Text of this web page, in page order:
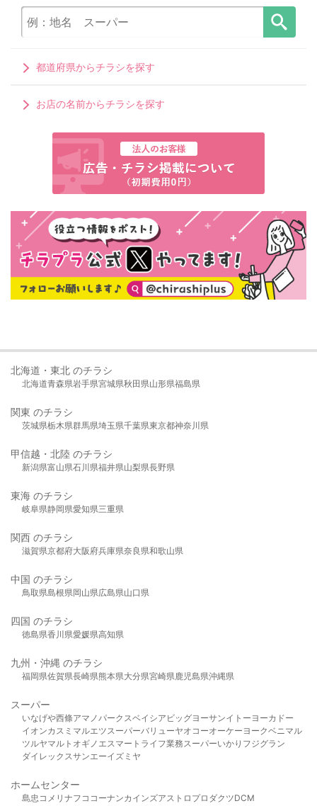
都道府県からチラシを探す
お店の名前からチラシを探す
北海道・東北 のチラシ
北海道青森県岩手県宮城県秋田県山形県福島県
関東 のチラシ
茨城県栃木県群馬県埼玉県千葉県東京都神奈川県
甲信越・北陸 のチラシ
新潟県富山県石川県福井県山梨県長野県
東海 のチラシ
岐阜県静岡県愛知県三重県
関西 のチラシ
滋賀県京都府大阪府兵庫県奈良県和歌山県
中国 のチラシ
鳥取県島根県岡山県広島県山口県
四国 のチラシ
徳島県香川県愛媛県高知県
九州・沖縄 のチラシ
福岡県佐賀県長崎県熊本県大分県宮崎県鹿児島県沖縄県
スーパー
いなげや西條アマノパークスベイシア ビッグヨーサンイトーヨーカドー
イオンカスミ マルエツスーパーバリューヤオコーオーケー ヨークベニマル
ツルヤマルト オギノ エスマート ライフ業務スーパーいかり フジグラン
ダイレックスサンエーイズミヤ
ホームセンター
島忠 コメリ ナフコ コーナンカインズアストロプロダクツDCM